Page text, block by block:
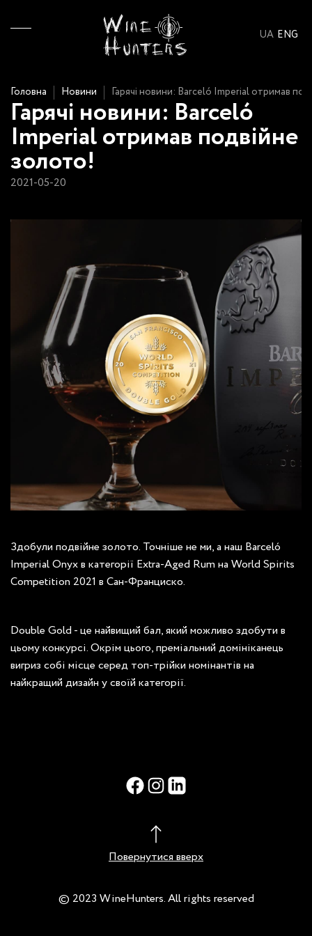
UA ENG
Головна Новини Гарячі новини: Barceló Imperial отримав
Гарячі новини: Barceló
Imperial отримав подвійне
золото!
2021-05-20
Здобули подвійне золото. Точніше не ми, а наш Barceló
Imperial Onyx в категорії Extra-Aged Rum на World Spirits
Competition 2021 в Сан-Франциско.
Double Gold - це найвищий бал, який можливо здобути в
цьому конкурсі. Окрім цього, преміальний домініканець
вигриз собі місце серед топ-трійки номінантів на
найкращий дизайн у своїй категорії.
© 2023 WineHunters. All rights reserved
Повернутися вверх